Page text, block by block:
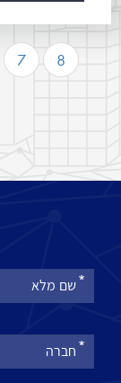
7
8
אנא
מלאו
טופס